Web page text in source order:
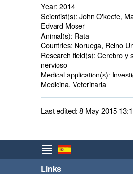
Year: 2014
Scientist(s): John O'keefe,
Edvard Moser
Animal(s): Rata
Countries: Noruega, Reino
Research field(s): Cerebro y
nervioso
Medical application(s):
Medicina, Veterinaria
Last edited: 8 May 2015
Links